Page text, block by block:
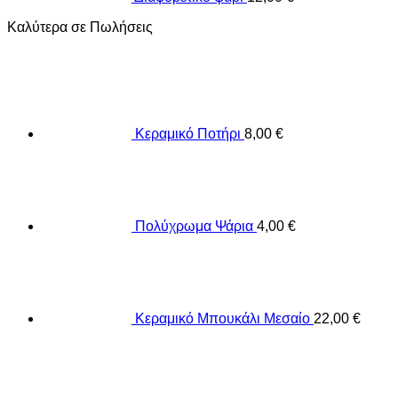
Καλύτερα σε Πωλήσεις
Κεραμικό Ποτήρι 8,00 €
Πολύχρωμα Ψάρια 4,00 €
Κεραμικό Μπουκάλι Μεσαίο 22,00 €